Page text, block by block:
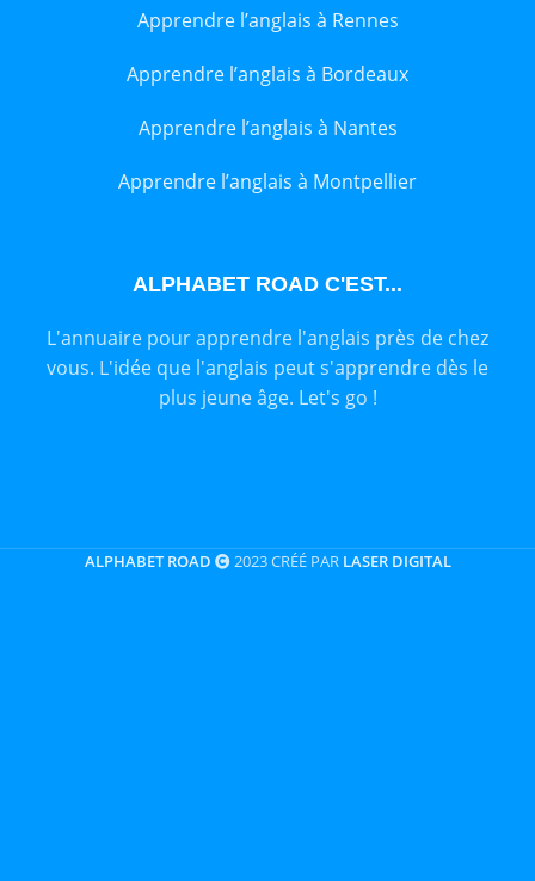
Apprendre l’anglais à Rennes
Apprendre l’anglais à Bordeaux
Apprendre l’anglais à Nantes
Apprendre l’anglais à Montpellier
ALPHABET ROAD C'EST...
L'annuaire pour apprendre l'anglais près de chez
vous. L'idée que l'anglais peut s'apprendre dès le
plus jeune âge. Let's go !
ALPHABET ROAD 2023 CRÉÉ PAR LASER DIGITAL